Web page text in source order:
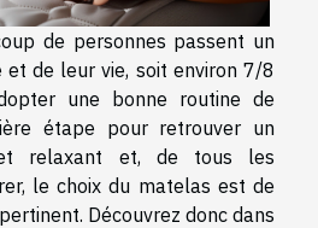
de personnes passent un
de leur vie, soit environ 7/8
une bonne routine de
étape pour retrouver un
relaxant et, de tous les
le choix du matelas est de
Découvrez donc dans